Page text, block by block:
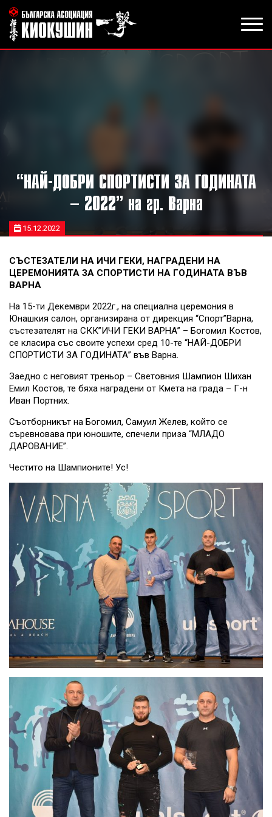
“НАЙ-ДОБРИ СПОРТИСТИ ЗА ГОДИНАТА
– 2022” на гр. Варна
15.12.2022
СЪСТЕЗАТЕЛИ НА ИЧИ ГЕКИ, НАГРАДЕНИ НА
ЦЕРЕМОНИЯТА ЗА СПОРТИСТИ НА ГОДИНАТА ВЪВ
ВАРНА
На 15-ти Декември 2022г., на специална церемония в
Юнашкия салон, организирана от дирекция “Спорт”Варна,
състезателят на СКК”ИЧИ ГЕКИ ВАРНА” – Богомил Костов,
се класира със своите успехи сред 10-те “НАЙ-ДОБРИ
СПОРТИСТИ ЗА ГОДИНАТА” във Варна.
Заедно с неговият треньор – Световния Шампион Шихан
Емил Костов, те бяха наградени от Кмета на града – Г-н
Иван Портних.
Съотборникът на Богомил, Самуил Желев, който се
съревновава при юношите, спечели приза “МЛАДО
ДАРОВАНИЕ”.
Честито на Шампионите! Ус!